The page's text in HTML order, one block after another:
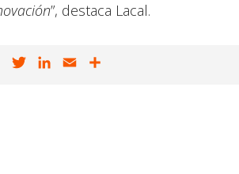
”, destaca Lacal.